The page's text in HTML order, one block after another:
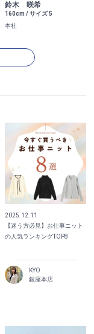
鈴木 咲希
160cm / サイズ 5
本社
2025.12.11
【迷う方必見】お仕事ニット
の人気ランキングTOP8
KYO
銀座本店